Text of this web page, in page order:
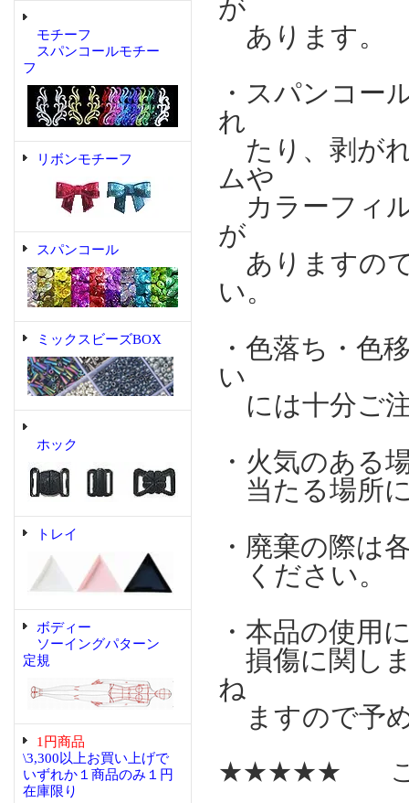
モチーフ
スパンコールモチー
フ
リボンモチーフ
スパンコール
ミックスビーズBOX
ホック
トレイ
ボディー
ソーイングパターン
定規
1円商品
\3,300以上お買い上げで
いずれか１商品のみ１円
在庫限り
が
あります。
・スパンコー
れ
たり、剥が
ムや
カラーフィ
が
ありますの
い。
・色落ち・色
い
には十分ご
・火気のある
当たる場所
・廃棄の際は
ください。
・本品の使用
損傷に関し
ね
ますので予
★★★★★ こ